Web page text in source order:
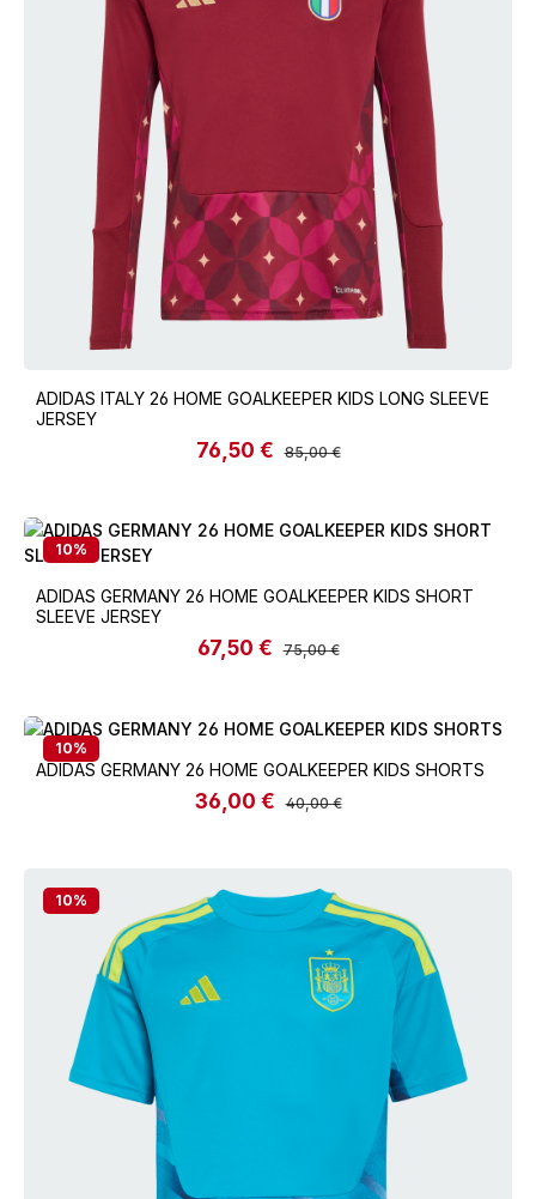
ADIDAS ITALY 26 HOME GOALKEEPER KIDS LONG SLEEVE
JERSEY
Verkaufspreis:
76,50 € Regulärer Preis:
85,00 €
10%
ADIDAS GERMANY 26 HOME GOALKEEPER KIDS SHORT
SLEEVE JERSEY
Verkaufspreis:
67,50 € Regulärer Preis:
75,00 €
10%
ADIDAS GERMANY 26 HOME GOALKEEPER KIDS SHORTS
Verkaufspreis:
36,00 € Regulärer Preis:
40,00 €
10%